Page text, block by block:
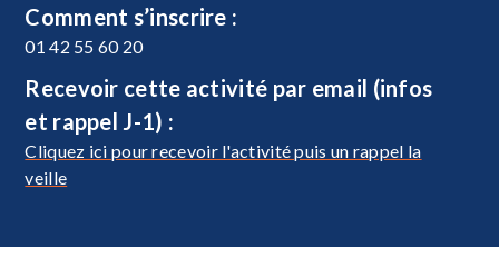
Comment s’inscrire :
01 42 55 60 20
Recevoir cette activité par email (infos
et rappel J-1) :
Cliquez ici pour recevoir l'activité puis un rappel la
veille